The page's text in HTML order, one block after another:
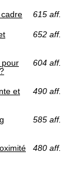
615 aff.
652 aff.
pour
604 aff.
et
490 aff.
585 aff.
480 aff.